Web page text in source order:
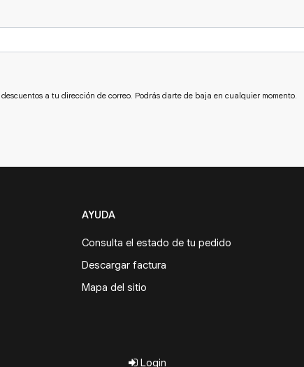
a tu dirección de correo. Podrás darte de baja en cualquier momento.
AYUDA
Consulta el estado de tu pedido
Descargar factura
Mapa del sitio
Login